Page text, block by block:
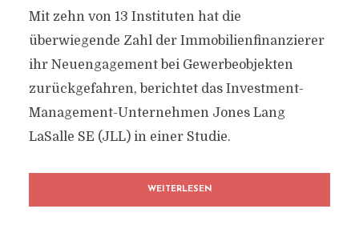
Mit zehn von 13 Instituten hat die
überwiegende Zahl der Immobilienfinanzierer
ihr Neuengagement bei Gewerbeobjekten
zurückgefahren, berichtet das Investment-
Management-Unternehmen Jones Lang
LaSalle SE (JLL) in einer Studie.
WEITERLESEN